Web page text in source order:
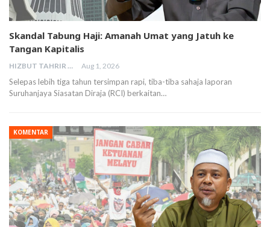
Skandal Tabung Haji: Amanah Umat yang Jatuh ke
Tangan Kapitalis
HIZBUT TAHRIR MALAYSIA Aug 1, 2026
Selepas lebih tiga tahun tersimpan rapi, tiba-tiba sahaja laporan
Suruhanjaya Siasatan Diraja (RCI) berkaitan…
KOMENTAR